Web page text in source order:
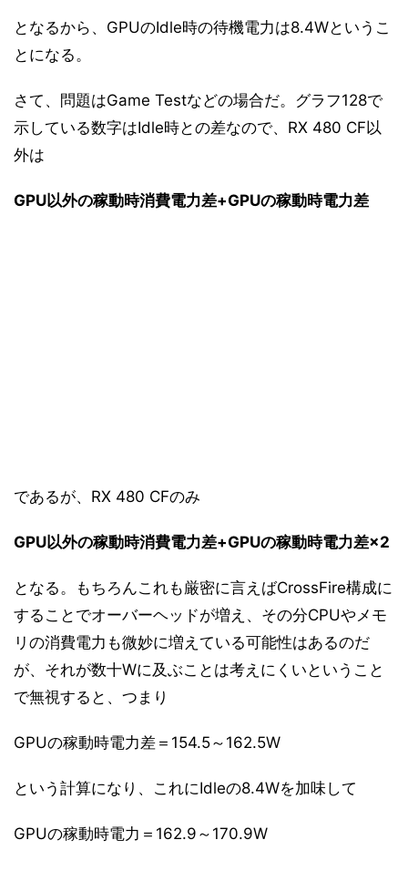
となるから、GPUのIdle時の待機電力は8.4Wというこ
とになる。
さて、問題はGame Testなどの場合だ。グラフ128で
示している数字はIdle時との差なので、RX 480 CF以
外は
GPU以外の稼動時消費電力差+GPUの稼動時電力差
であるが、RX 480 CFのみ
GPU以外の稼動時消費電力差+GPUの稼動時電力差×2
となる。もちろんこれも厳密に言えばCrossFire構成に
することでオーバーヘッドが増え、その分CPUやメモ
リの消費電力も微妙に増えている可能性はあるのだ
が、それが数十Wに及ぶことは考えにくいということ
で無視すると、つまり
GPUの稼動時電力差＝154.5～162.5W
という計算になり、これにIdleの8.4Wを加味して
GPUの稼動時電力＝162.9～170.9W